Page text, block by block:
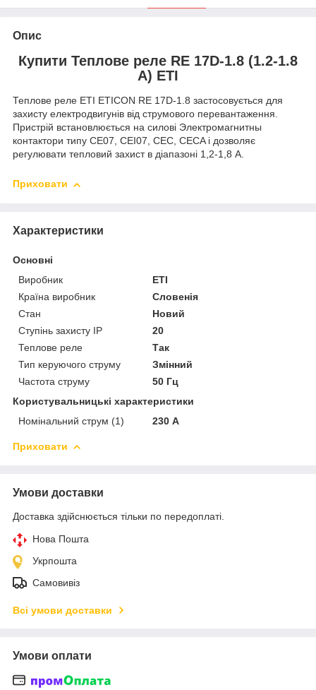
Опис
Купити Теплове реле RE 17D-1.8 (1.2-1.8
A) ETI
Теплове реле ETI ETICON RE 17D-1.8 застосовується для
захисту електродвигунів від струмового перевантаження.
Пристрій встановлюється на силові Электромагнитны
контактори типу CE07, CEI07, CEC, CECA і дозволяє
регулювати тепловий захист в діапазоні 1,2-1,8 А.
Приховати
Характеристики
Основні
Виробник
ETI
Країна виробник
Словенія
Стан
Новий
Ступінь захисту IP
20
Теплове реле
Так
Тип керуючого струму
Змінний
Частота струму
50 Гц
Користувальницькі характеристики
Номінальний струм (1)
230 А
Приховати
Умови доставки
Доставка здійснюється тільки по передоплаті.
Нова Пошта
Укрпошта
Самовивіз
Всі умови доставки
Умови оплати